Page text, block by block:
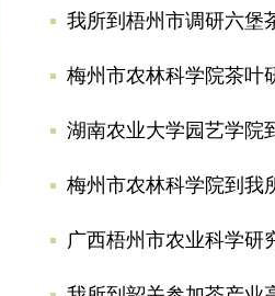
我所到梧州市调研六堡
梅州市农林科学院茶叶
湖南农业大学园艺学院
梅州市农林科学院到我
广西梧州市农业科学研